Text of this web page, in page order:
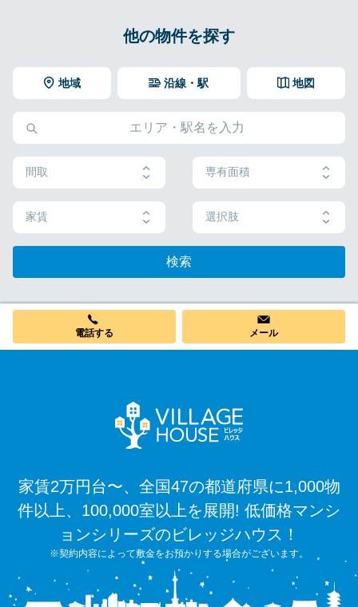
他の物件を探す
地域 地図
沿線・駅
間取 専有面積
家賃 選択肢
検索
電話する メール
家賃2万円台〜、全国47の都道府県に1,000物
件以上、100,000室以上を展開! 低価格マンシ
ョンシリーズのビレッジハウス！
※契約内容によって敷金をお預かりする場合がございます。